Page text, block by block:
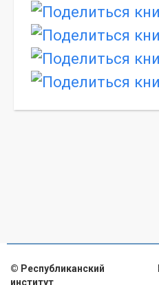
© Республиканский
институт